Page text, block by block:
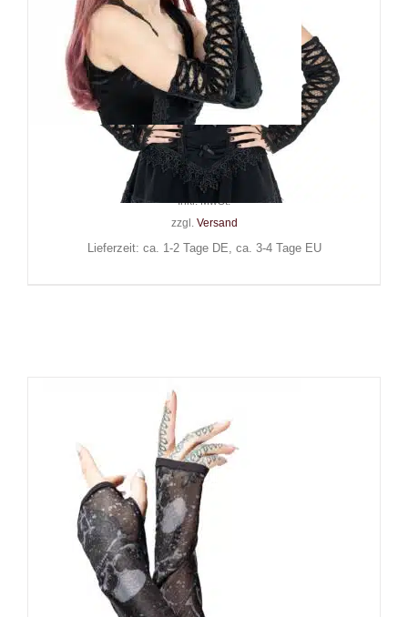
Sinister Armstulpen Kilyn
34,90€
Inkl. MwSt.
zzgl. Versand
Lieferzeit: ca. 1-2 Tage DE, ca. 3-4 Tage EU